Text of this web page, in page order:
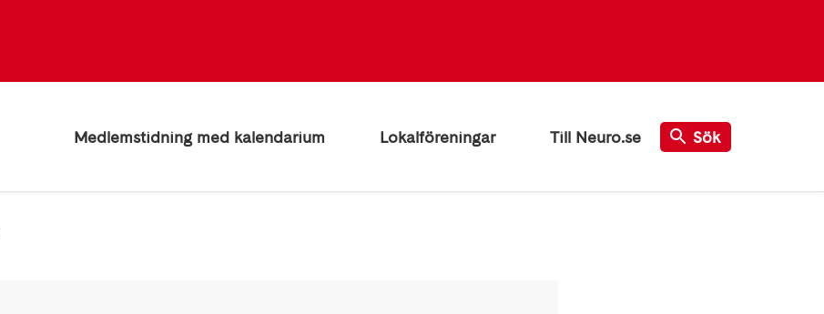
Medlemstidning med kalendarium Lokalföreningar Till Neuro.se Sök